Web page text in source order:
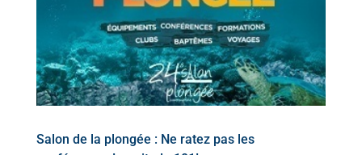
Salon de la plongée : Ne ratez pas les